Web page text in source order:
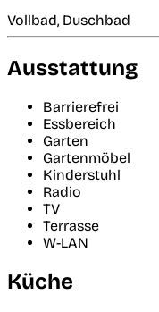
Vollbad, Duschbad
Ausstattung
Barrierefrei
Essbereich
Garten
Gartenmöbel
Kinderstuhl
Radio
TV
Terrasse
W-LAN
Küche